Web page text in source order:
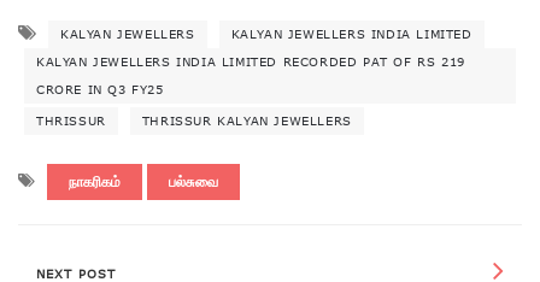
KALYAN JEWELLERS
KALYAN JEWELLERS INDIA LIMITED
KALYAN JEWELLERS INDIA LIMITED RECORDED PAT OF RS 219
CRORE IN Q3 FY25
THRISSUR THRISSUR KALYAN JEWELLERS
நாகரிகம் பல்சுவை
NEXT POST